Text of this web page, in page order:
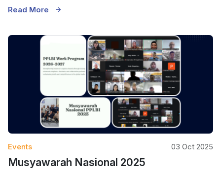
Read More
Events 03 Oct 2025
Musyawarah Nasional 2025